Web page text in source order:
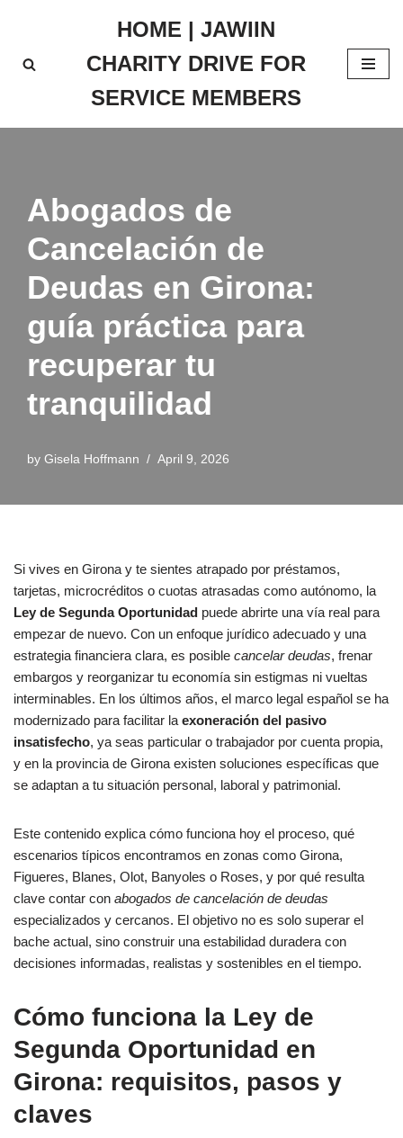
to
HOME | JAWIIN
CHARITY DRIVE FOR
SERVICE MEMBERS
Abogados de
Cancelación de
Deudas en Girona:
guía práctica para
recuperar tu
tranquilidad
by Gisela Hoffmann April 9, 2026
Si vives en Girona y te sientes atrapado por préstamos,
tarjetas, microcréditos o cuotas atrasadas como autónomo, la
Ley de Segunda Oportunidad puede abrirte una vía real para
empezar de nuevo. Con un enfoque jurídico adecuado y una
estrategia financiera clara, es posible cancelar deudas, frenar
embargos y reorganizar tu economía sin estigmas ni vueltas
interminables. En los últimos años, el marco legal español se ha
modernizado para facilitar la exoneración del pasivo
insatisfecho, ya seas particular o trabajador por cuenta propia,
y en la provincia de Girona existen soluciones específicas que
se adaptan a tu situación personal, laboral y patrimonial.
Este contenido explica cómo funciona hoy el proceso, qué
escenarios típicos encontramos en zonas como Girona,
Figueres, Blanes, Olot, Banyoles o Roses, y por qué resulta
clave contar con abogados de cancelación de deudas
especializados y cercanos. El objetivo no es solo superar el
bache actual, sino construir una estabilidad duradera con
decisiones informadas, realistas y sostenibles en el tiempo.
Cómo funciona la Ley de
Segunda Oportunidad en
Girona: requisitos, pasos y
claves